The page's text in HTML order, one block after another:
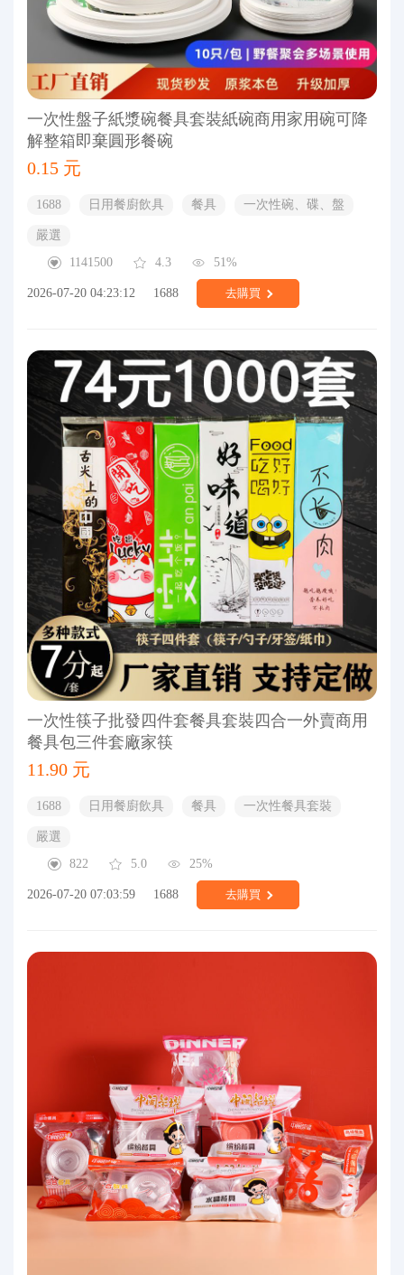
一次性盤子紙漿碗餐具套裝紙碗商用家用碗可降
解整箱即棄圓形餐碗
0.15 元
1688 日用餐廚飲具 餐具 一次性碗、碟、盤
嚴選
1141500
4.3 51%
2026-07-20 04:23:12 1688 去購買
一次性筷子批發四件套餐具套裝四合一外賣商用
餐具包三件套廠家筷
11.90 元
1688 日用餐廚飲具 餐具 一次性餐具套裝
嚴選
822
5.0 25%
2026-07-20 07:03:59 1688 去購買